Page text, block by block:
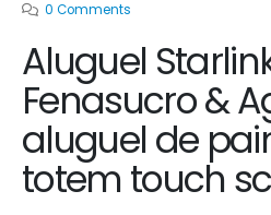
0 Comments
Aluguel
Fenasucro &
aluguel de
totem touch